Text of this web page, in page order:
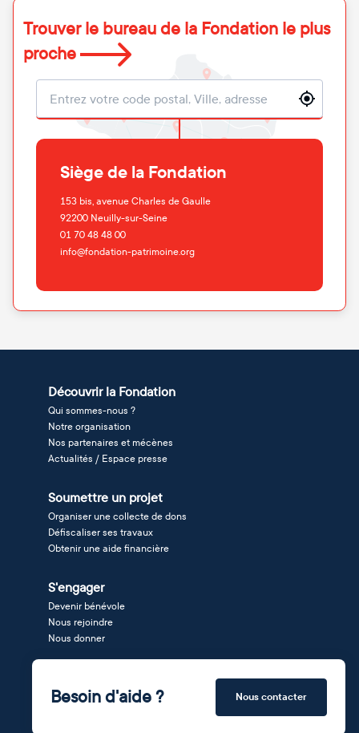
Trouver le bureau de la Fondation le plus
proche
Localisation
Siège de la Fondation
153 bis, avenue Charles de Gaulle
92200 Neuilly-sur-Seine
01 70 48 48 00
info@fondation-patrimoine.org
Découvrir la Fondation
Qui sommes-nous ?
Notre organisation
Nos partenaires et mécènes
Actualités / Espace presse
Soumettre un projet
Organiser une collecte de dons
Défiscaliser ses travaux
Obtenir une aide financière
S'engager
Devenir bénévole
Nous rejoindre
Nous donner
Besoin d'aide ? Nous contacter